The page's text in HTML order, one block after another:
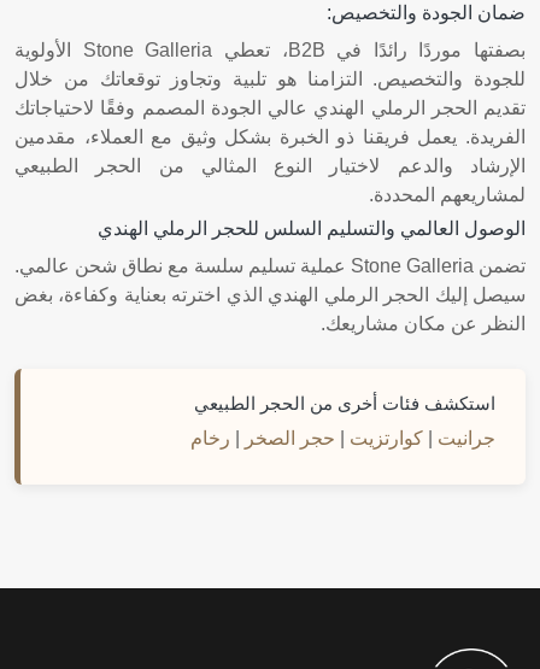
ضمان الجودة والتخصيص:
بصفتها موردًا رائدًا في B2B، تعطي Stone Galleria الأولوية
للجودة والتخصيص. التزامنا هو تلبية وتجاوز توقعاتك من خلال
تقديم الحجر الرملي الهندي عالي الجودة المصمم وفقًا لاحتياجاتك
الفريدة. يعمل فريقنا ذو الخبرة بشكل وثيق مع العملاء، مقدمين
الإرشاد والدعم لاختيار النوع المثالي من الحجر الطبيعي
لمشاريعهم المحددة.
الوصول العالمي والتسليم السلس للحجر الرملي الهندي
تضمن Stone Galleria عملية تسليم سلسة مع نطاق شحن عالمي.
سيصل إليك الحجر الرملي الهندي الذي اخترته بعناية وكفاءة، بغض
النظر عن مكان مشاريعك.
استكشف فئات أخرى من الحجر الطبيعي
جرانيت |كوارتزيت حجر الصخر رخام